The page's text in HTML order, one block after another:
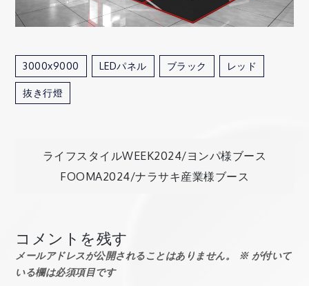
3000x9000 LEDパネル ブラック レッド
抜き行燈
投
ナ
ビ
ライフスタイルWEEK2024/ヨンパ様ブース
FOOMA2024/ナラサキ産業様ブース
コメントを残す
メールアドレスが公開されることはありません。 ※が付いて
いる欄は必須項目です